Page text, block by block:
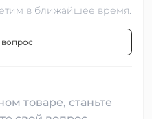
в ближайшее время.
вопрос
товаре, станьте